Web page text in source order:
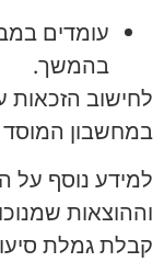
עומדים
בהמשך.
לחישוב הזכאות
במחשבון המוסד
למידע נוסף על
וההוצאות
קבלת גמלת